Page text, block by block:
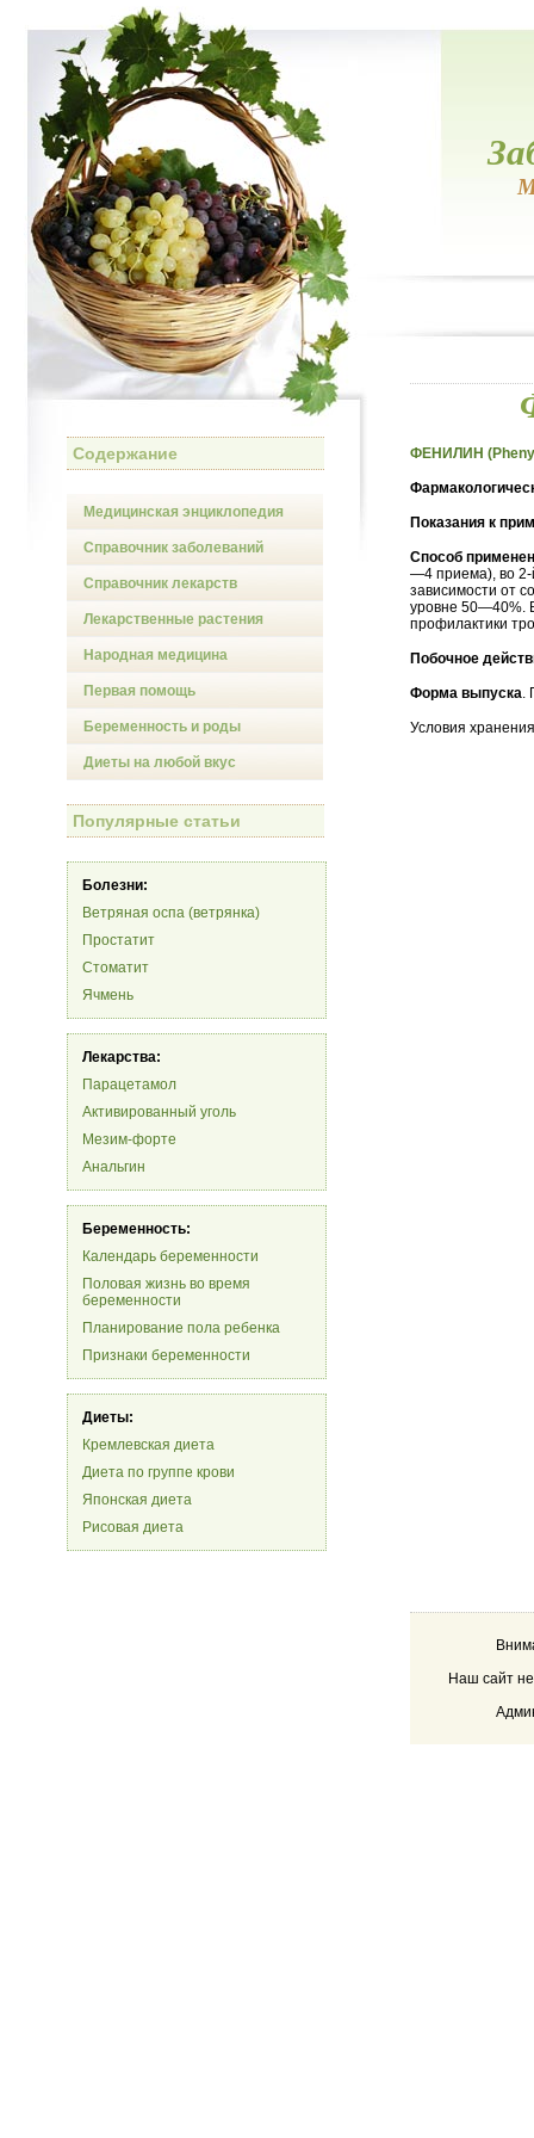
Содержание
Медицинская энциклопедия
Справочник заболеваний
Справочник лекарств
Лекарственные растения
Народная медицина
Первая помощь
Беременность и роды
Диеты на любой вкус
Популярные статьи
Болезни:
Ветряная оспа (ветрянка)
Простатит
Стоматит
Ячмень
Лекарства:
Парацетамол
Активированный уголь
Мезим-форте
Анальгин
Беременность:
Календарь беременности
Половая жизнь во время
беременности
Планирование пола ребенка
Признаки беременности
Диеты:
Кремлевская диета
Диета по группе крови
Японская диета
Рисовая диета
ФЕНИЛИН
Показания к
Способ
—4 приема), во 2-
зависимости от
уровне 50—40%.
профилактики
Побочное
Форма выпуска.
Условия
Наш сайт